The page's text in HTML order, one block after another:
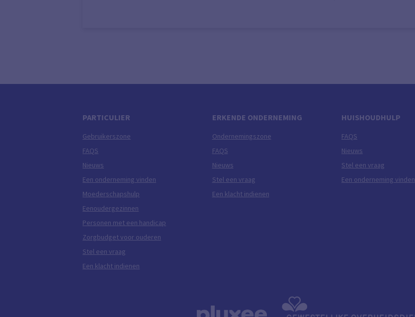
PARTICULIER
Gebruikerszone
FAQS
Nieuws
Een onderneming vinden
Moederschapshulp
Eenoudergezinnen
Personen met een handicap
Zorgbudget voor ouderen
Stel een vraag
Een klacht indienen
ERKENDE ONDERNEMING
Ondernemingszone
FAQS
Nieuws
Stel een vraag
Een klacht indienen
HUISHOUDHULP
FAQS
Nieuws
Stel een vraag
Een onderneming vinden